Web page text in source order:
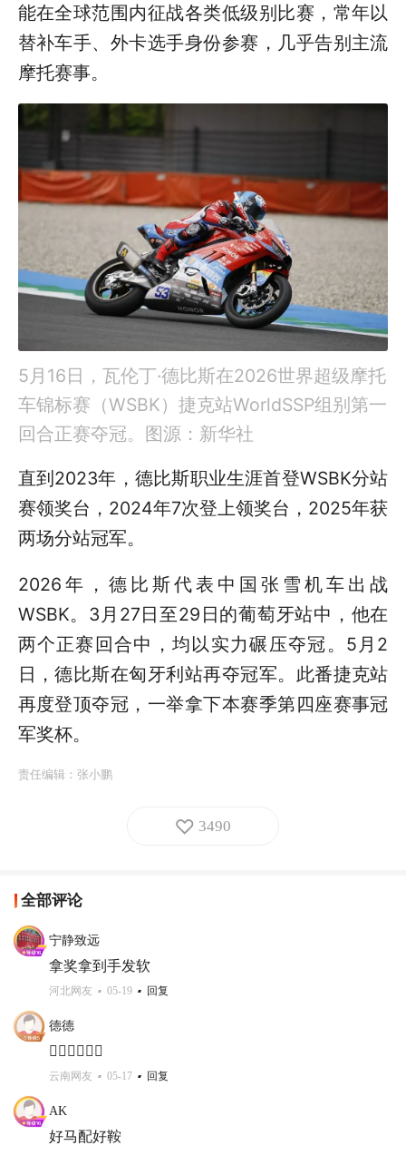
能在全球范围内征战各类低级别比赛，常年以
替补车手、外卡选手身份参赛，几乎告别主流
摩托赛事。
5月16日，瓦伦丁·德比斯在2026世界超级摩托
车锦标赛（WSBK）捷克站WorldSSP组别第一
回合正赛夺冠。图源：新华社
直到2023年，德比斯职业生涯首登WSBK分站
赛领奖台，2024年7次登上领奖台，2025年获
两场分站冠军。
2026年，德比斯代表中国张雪机车出战
WSBK。3月27日至29日的葡萄牙站中，他在
两个正赛回合中，均以实力碾压夺冠。5月2
日，德比斯在匈牙利站再夺冠军。此番捷克站
再度登顶夺冠，一举拿下本赛季第四座赛事冠
军奖杯。
责任编辑： 张小鹏
3490
全部评论
宁静致远
拿奖拿到手发软
河北网友 05-19 回复
德德
👍🏻👍🏻👍🏻
云南网友 05-17 回复
AK
好马配好鞍